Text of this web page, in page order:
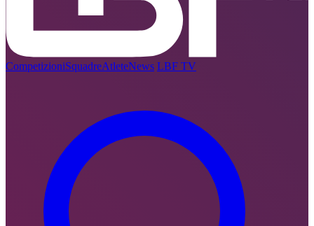
CompetizioniSquadreAtleteNews LBF TV